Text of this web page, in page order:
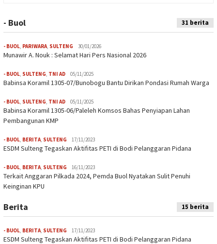
Indeks
- Buol 31 berita
- BUOL, PARIWARA, SULTENG 30/01/2026
Munawir A. Nouk : Selamat Hari Pers Nasional 2026
- BUOL, SULTENG, TNI AD 05/11/2025
Babinsa Koramil 1305-07/Bunobogu Bantu Dirikan Pondasi Rumah Warga
- BUOL, SULTENG, TNI AD 05/11/2025
Babinsa Koramil 1305-06/Paleleh Komsos Bahas Penyiapan Lahan
Pembangunan KMP
- BUOL, BERITA, SULTENG 17/11/2023
ESDM Sulteng Tegaskan Aktifitas PETI di Bodi Pelanggaran Pidana
- BUOL, BERITA, SULTENG 16/11/2023
Terkait Anggaran Pilkada 2024, Pemda Buol Nyatakan Sulit Penuhi
Keinginan KPU
Berita 15 berita
- BUOL BERITA SULTENG 17/11/2023
ESDM Sulteng Tegaskan Aktifitas PETI di Bodi Pelanggaran Pidana